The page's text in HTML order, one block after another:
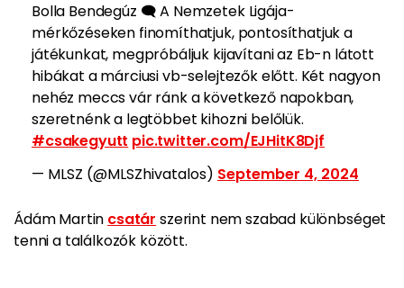
Bolla Bendegúz 🗨️ A Nemzetek Ligája-
mérkőzéseken finomíthatjuk, pontosíthatjuk a
játékunkat, megpróbáljuk kijavítani az Eb-n látott
hibákat a márciusi vb-selejtezők előtt. Két nagyon
nehéz meccs vár ránk a következő napokban,
szeretnénk a legtöbbet kihozni belőlük.
#csakegyutt pic.twitter.com/EJHitK8Djf
— MLSZ (@MLSZhivatalos) September 4, 2024
Ádám Martin csatár szerint nem szabad különbséget
tenni a találkozók között.